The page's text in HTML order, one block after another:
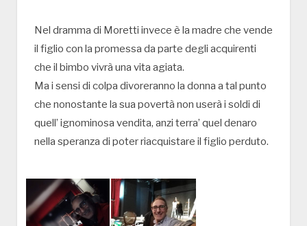
Nel dramma di Moretti invece è la madre che vende
il figlio con la promessa da parte degli acquirenti
che il bimbo vivrà una vita agiata.
Ma i sensi di colpa divoreranno la donna a tal punto
che nonostante la sua povertà non userà i soldi di
quell’ ignominosa vendita, anzi terra’ quel denaro
nella speranza di poter riacquistare il figlio perduto.